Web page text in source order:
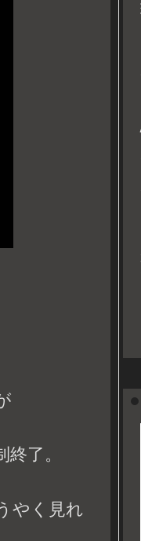
了。
やく見れ